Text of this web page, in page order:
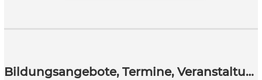
Bildungsangebote, Termine, Veranstaltungen